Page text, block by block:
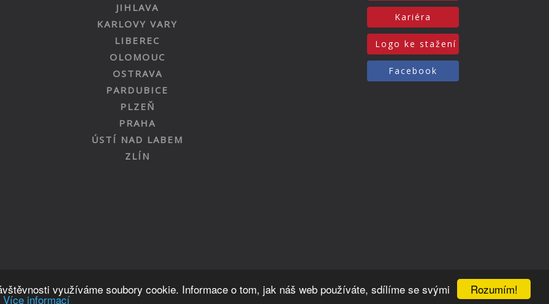
Rozumím!
využíváme soubory cookie. Informace o tom, jak náš web používáte, sdílíme se svými
Více informací
JIHLAVA
KARLOVY VARY
LIBEREC
OLOMOUC
OSTRAVA
PARDUBICE
PLZEŇ
PRAHA
ÚSTÍ NAD LABEM
ZLÍN
Kariéra
Logo ke stažení
Facebook
Nahoru